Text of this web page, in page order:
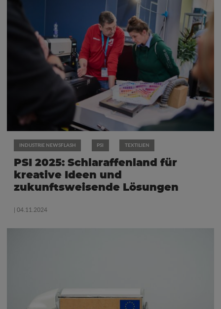
INDUSTRIE NEWSFLASH PSI TEXTILIEN
PSI 2025: Schlaraffenland für
kreative Ideen und
zukunftsweisende Lösungen
| 04.11.2024